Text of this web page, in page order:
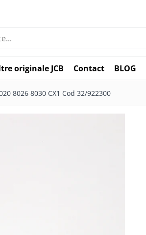
originale JCB Contact BLOG
8026 8030 CX1 Cod 32/922300